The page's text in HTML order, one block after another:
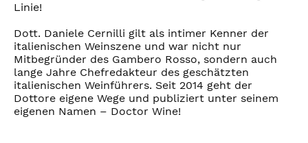
Linie!
Dott. Daniele Cernilli gilt als intimer Kenner der
italienischen Weinszene und war nicht nur
Mitbegründer des Gambero Rosso, sondern auch
lange Jahre Chefredakteur des geschätzten
italienischen Weinführers. Seit 2014 geht der
Dottore eigene Wege und publiziert unter seinem
eigenen Namen – Doctor Wine!